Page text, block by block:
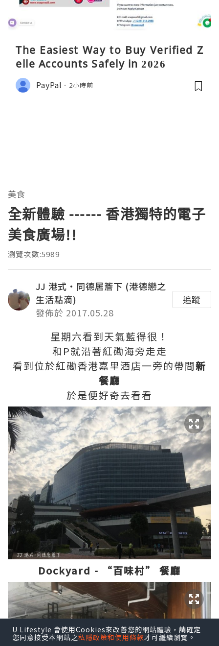
The Easiest Way to Buy Verified Z
elle Accounts Safely in 2026
PayPal 2小時前
美食
全新體驗 ------ 香港獨特的電子
美食廣場!!
瀏覽次數:5989
JJ 港式·同德居簷下 (港德戀之
生活點滴)
發佈於 2017.05.28
追蹤
星期六看到天氣藍得很！
和P就沿著紅磡海旁走走
看到位於紅磡香港嘉里酒店一旁的帶間新
餐廳
於是便好奇去看看
Dockyard - “百味村” 餐廳
U Lifestyle 會使用Cookies來改善您的網站體驗，請確定
您同意接受本網站之私隱政策和使用條款才可繼續瀏覽。